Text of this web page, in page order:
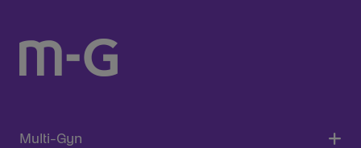
Multi-Gyn